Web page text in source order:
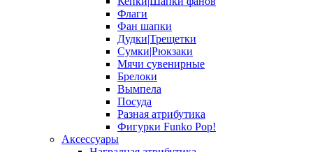
Флаги
Фан шапки
Дудки|Трещетки
Сумки|Рюкзаки
Мячи сувенирные
Брелоки
Вымпела
Посуда
Разная атрибутика
Фигурки Funko Pop!
Аксессуары